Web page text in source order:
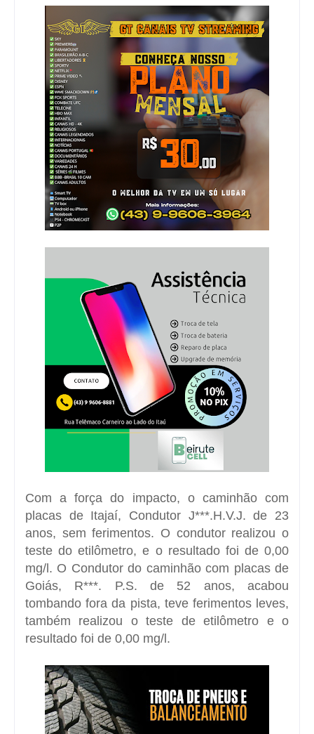
Com a força do impacto, o caminhão com
placas de Itajaí, Condutor J***.H.V.J. de 23
anos, sem ferimentos. O condutor realizou o
teste do etilômetro, e o resultado foi de 0,00
mg/l. O Condutor do caminhão com placas de
Goiás, R***. P.S. de 52 anos, acabou
tombando fora da pista, teve ferimentos leves,
também realizou o teste de etilômetro e o
resultado foi de 0,00 mg/l.